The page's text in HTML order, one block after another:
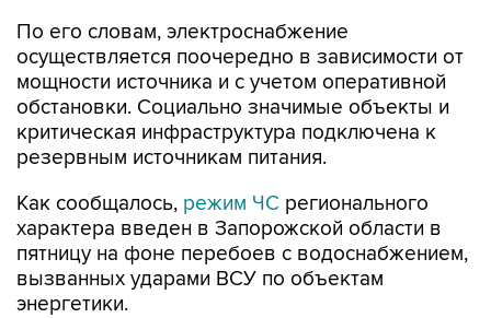
По его словам, электроснабжение
осуществляется поочередно в зависимости от
мощности источника и с учетом оперативной
обстановки. Социально значимые объекты и
критическая инфраструктура подключена к
резервным источникам питания.
Как сообщалось, режим ЧС регионального
характера введен в Запорожской области в
пятницу на фоне перебоев с водоснабжением,
вызванных ударами ВСУ по объектам
энергетики.